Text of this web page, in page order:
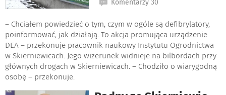
Komentarzy 30
– Chciałem powiedzieć o tym, czym w ogóle są defibrylatory,
poinformować, jak działają. To akcja promująca urządzenie
DEA – przekonuje pracownik naukowy Instytutu Ogrodnictwa
w Skierniewicach. Jego wizerunek widnieje na bilbordach przy
głównych drogach w Skierniewicach. – Chodziło o wiarygodną
osobę – przekonuje.